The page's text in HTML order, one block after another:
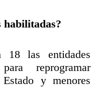
habilitadas?
18 las entidades
reprogramar
y menores